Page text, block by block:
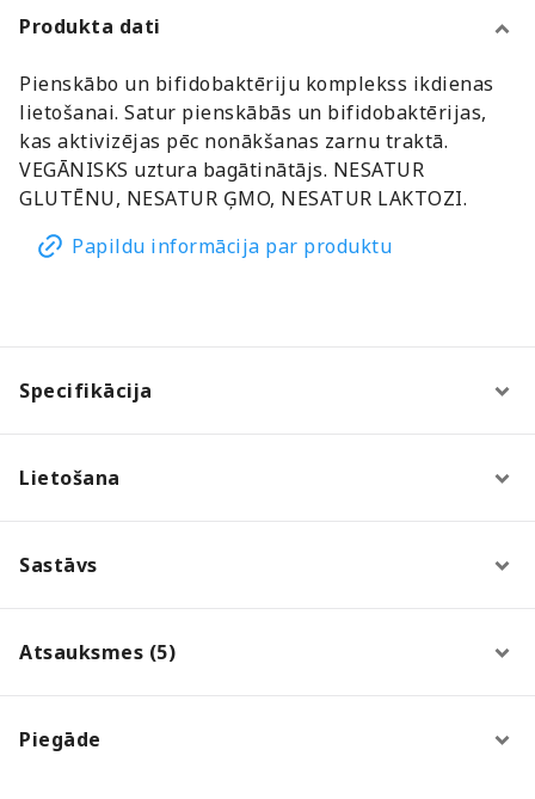
Produkta dati
Pienskābo un bifidobaktēriju komplekss ikdienas
lietošanai. Satur pienskābās un bifidobaktērijas,
kas aktivizējas pēc nonākšanas zarnu traktā.
VEGĀNISKS uztura bagātinātājs. NESATUR
GLUTĒNU, NESATUR ĢMO, NESATUR LAKTOZI.
Papildu informācija par produktu
Specifikācija
Lietošana
Sastāvs
Atsauksmes (5)
Piegāde